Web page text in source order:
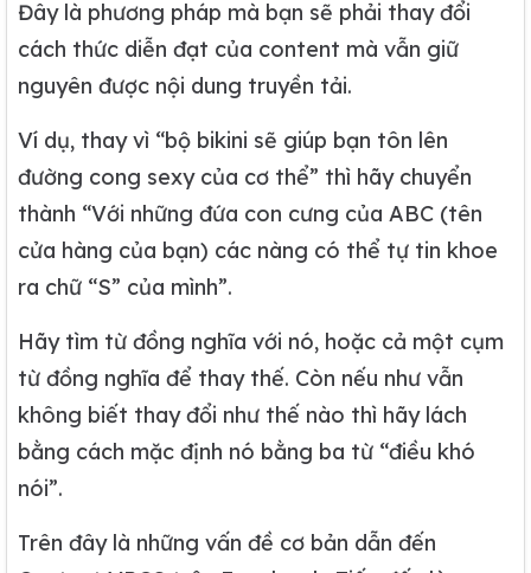
Đây là phương pháp mà bạn sẽ phải thay đổi
cách thức diễn đạt của content mà vẫn giữ
nguyên được nội dung truyền tải.
Ví dụ, thay vì “bộ bikini sẽ giúp bạn tôn lên
đường cong sexy của cơ thể” thì hãy chuyển
thành “Với những đứa con cưng của ABC (tên
cửa hàng của bạn) các nàng có thể tự tin khoe
ra chữ “S” của mình”.
Hãy tìm từ đồng nghĩa với nó, hoặc cả một cụm
từ đồng nghĩa để thay thế. Còn nếu như vẫn
không biết thay đổi như thế nào thì hãy lách
bằng cách mặc định nó bằng ba từ “điều khó
nói”.
Trên đây là những vấn đề cơ bản dẫn đến